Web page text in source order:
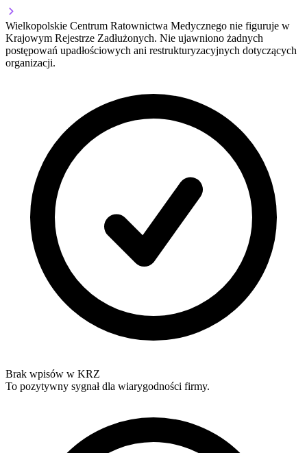
Wielkopolskie Centrum Ratownictwa Medycznego nie figuruje w
Krajowym Rejestrze Zadłużonych. Nie ujawniono żadnych
postępowań upadłościowych ani restrukturyzacyjnych dotyczących
organizacji.
Brak wpisów w KRZ
To pozytywny sygnał dla wiarygodności firmy.